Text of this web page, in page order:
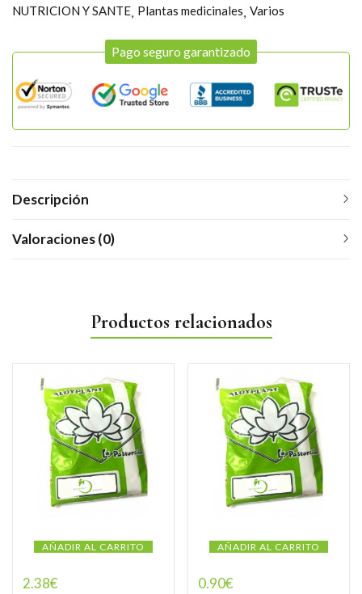
NUTRICION Y SANTE Plantas medicinales Varios
Pago seguro garantizado
Descripción
Valoraciones (0)
Productos relacionados
AÑADIR AL CARRITO
2.38€
AÑADIR AL CARRITO
0.90€